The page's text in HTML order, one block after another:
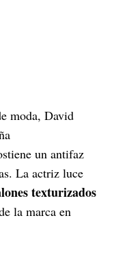
moda, David
un antifaz
La actriz luce
texturizados
la marca en